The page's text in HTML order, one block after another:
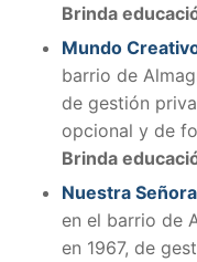
Brinda
Mundo
barrio de
de gestión
opcional y de
Brinda
Nuestra
en el barrio de
en 1967, de